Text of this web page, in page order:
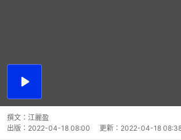
播
撰文： 江麗盈
出版： 2022-04-18 08:00 更新： 2022-04-18